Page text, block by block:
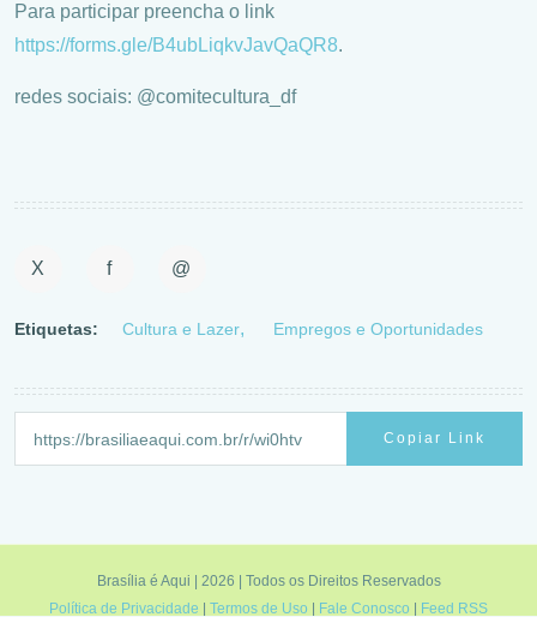
Para participar preencha o link
https://forms.gle/B4ubLiqkvJavQaQR8.
redes sociais: @comitecultura_df
X f @
Etiquetas: Cultura e Lazer Empregos e Oportunidades
Copiar Link
Brasília é Aqui | 2026 | Todos os Direitos Reservados
Política de Privacidade
Termos de Uso Fale Conosco Feed RSS